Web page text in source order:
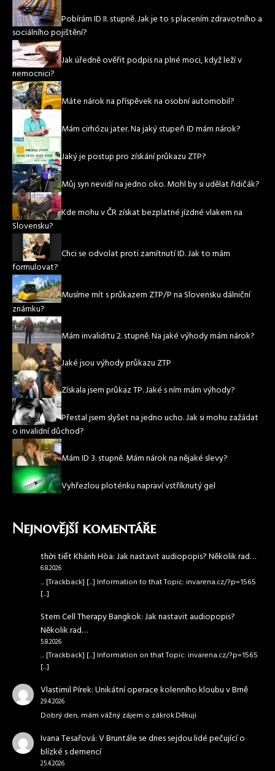
Pobírám ID II. stupně. Jak je to s placením zdravotního a
sociálního pojištění?
Jak úředně ověřit podpis na plné moci, když leží v
nemocnici?
Máte nárok na příspěvek na osobní automobil?
Mám cirhózu jater. Na jaký stupeň ID mám nárok?
Jaký je postup pro získání průkazu ZTP?
Můj syn nevidí na jedno oko. Mohl by si udělat řidičák?
Kde mohu v ČR získat bezplatné jízdné vlakem na
Slovensku?
Chci se odvolat proti zamítnutí ID. Jak to mám
formulovat?
Musíme mít s průkazem ZTP/P na Slovensku dálniční
známku?
Mám invaliditu 2. stupně. Na jaké výhody mám nárok?
Jaké jsou výhody průkazu ZTP
Získala jsem průkaz TP. Jaké s ním mám výhody?
Přestal jsem slyšet na jedno ucho. Jak si mohu zažádat
o invalidní důchod?
Mám ID 3. stupně. Mám nárok na nějaké slevy?
Vyhřezlou ploténku napraví vstříknutý gel
Nejnovější komentáře
thời tiết Khánh Hòa:Jak nastavit audiopopis? Několik rad…
6.8.2026
... [Trackback] [...] Information to that Topic: invarena.cz/?p=1565
[...]
Stem Cell Therapy Bangkok:Jak nastavit audiopopis?
Několik rad…
5.8.2026
... [Trackback] [...] Information on that Topic: invarena.cz/?p=1565
[...]
Vlastimil Pírek:Unikátní operace kolenního kloubu v Brně
29.4.2026
Dobrý den, mám vážný zájem o zákrok.Děkuji
Ivana Tesařová:V Bruntále se dnes sejdou lidé pečující o
blízké s demencí
25.4.2026